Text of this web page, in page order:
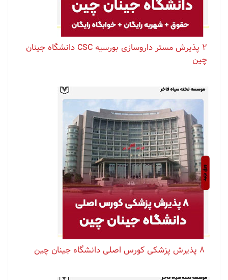
۲ پذیرش مستر داروسازی بورسیه CSC دانشگاه جینان
چین